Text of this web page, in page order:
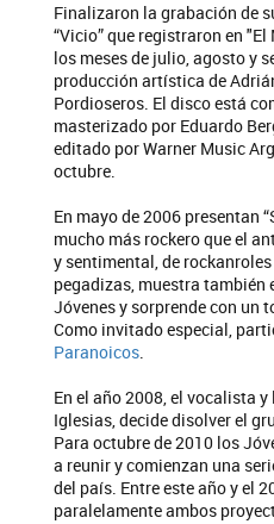
Finalizaron la grabación de
“Vicio” que registraron en
los meses de julio, agosto y
producción artística de
Pordioseros. El disco está
masterizado por Eduardo
editado por Warner Music
octubre.
En mayo de 2006 presentan
mucho más rockero que el
y sentimental, de
pegadizas, muestra también
Jóvenes y sorprende con un
Como invitado especial,
Paranoicos.
En el año 2008, el vocalista
Iglesias, decide disolver el
Para octubre de 2010 los
a reunir y comienzan una
del país. Entre este año y el
paralelamente ambos